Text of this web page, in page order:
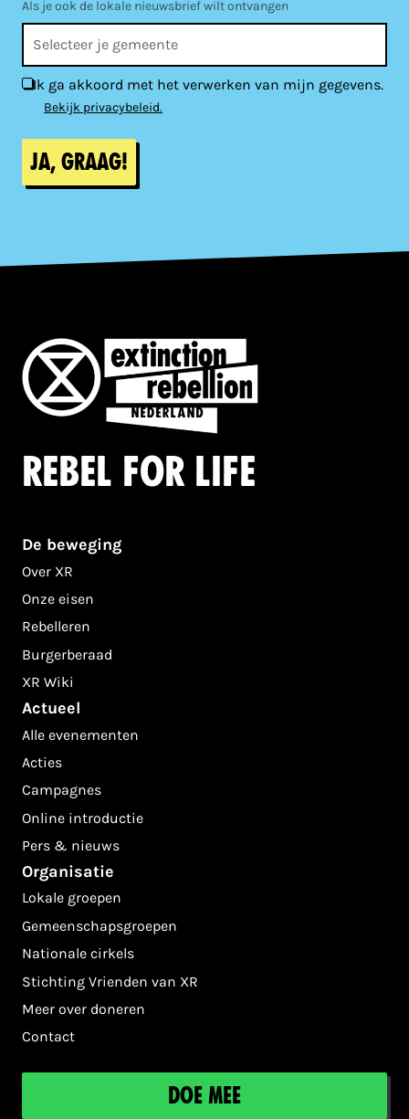
Als je ook de lokale nieuwsbrief wilt ontvangen
Ik ga akkoord met het verwerken van mijn gegevens.
Bekijk privacybeleid.
Ja, graag!
Rebel for life
De beweging
Over XR
Onze eisen
Rebelleren
Burgerberaad
XR Wiki
Actueel
Alle evenementen
Acties
Campagnes
Online introductie
Pers & nieuws
Organisatie
Lokale groepen
Gemeenschapsgroepen
Nationale cirkels
Stichting Vrienden van XR
Meer over doneren
Contact
Doe mee